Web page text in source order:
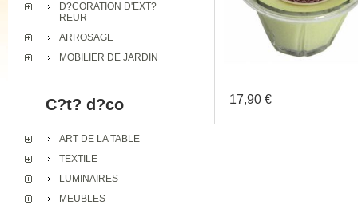
D?CORATION D'EXT?
REUR
ARROSAGE
MOBILIER DE JARDIN
C?t? d?co
ART DE LA TABLE
TEXTILE
LUMINAIRES
MEUBLES
17,90 €